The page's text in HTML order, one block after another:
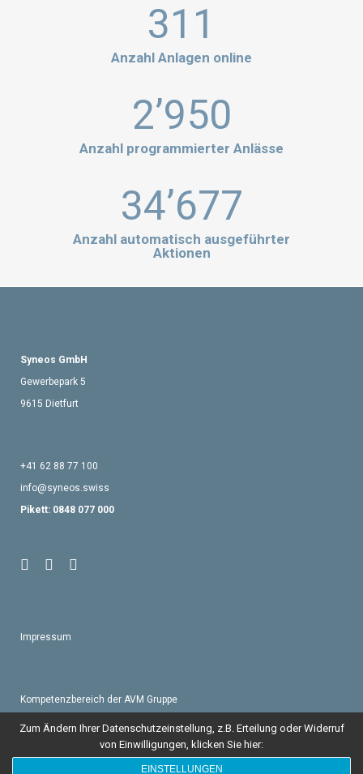
311
Anzahl Anlagen online
2’950
Anzahl programmierter Anlässe
34’677
Anzahl automatisch ausgeführter
Aktionen
Syneos GmbH
Gewerbepark 5
9615 Dietfurt
+41 62 88 77 100
info@syneos.swiss
Pikett: 0848 077 000
Impressum
Kompetenzbereich der AVM Gruppe
Zum Ändern Ihrer Datenschutzeinstellung, z.B. Erteilung oder Widerruf
von Einwilligungen, klicken Sie hier:
EINSTELLUNGEN